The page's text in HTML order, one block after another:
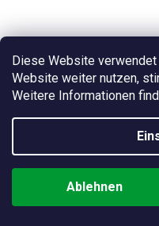
Diese Website
Website weiter nutzen,
Weitere Informationen
Ablehnen